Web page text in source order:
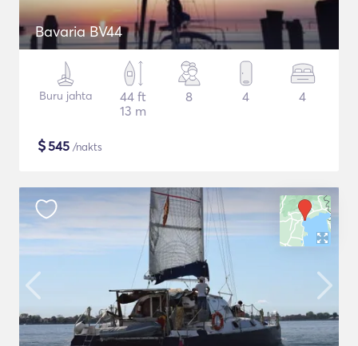
Bavaria BV44
Buru jahta
44 ft
13 m
8 4 4
$545 /nakts